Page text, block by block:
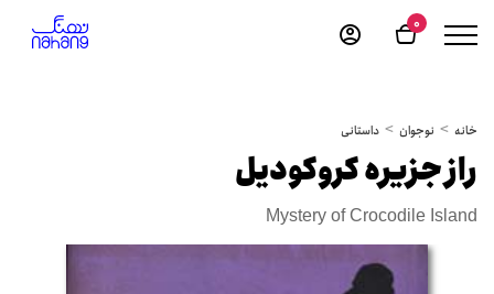
0
خانه نوجوان داستانی
راز جزیره کروکودیل
Mystery of Crocodile Island